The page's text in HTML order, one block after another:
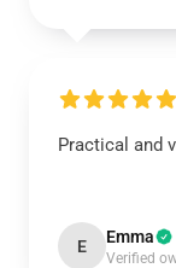
Practical and
E Emma
Verified